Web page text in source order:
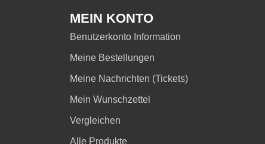
MEIN KONTO
Benutzerkonto Information
Meine Bestellungen
Meine Nachrichten (Tickets)
Mein Wunschzettel
Vergleichen
Alle Produkte